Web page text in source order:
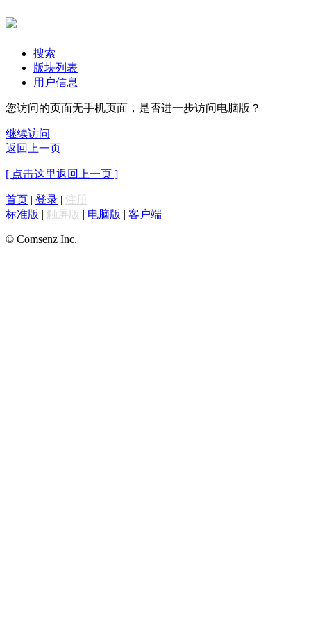
搜索
版块列表
用户信息
您访问的页面无手机页面，是否进一步访问电脑版？
继续访问
返回上一页
[ 点击这里返回上一页 ]
首页 | 登录 | 注册
标准版 | 触屏版 | 电脑版 | 客户端
© Comsenz Inc.